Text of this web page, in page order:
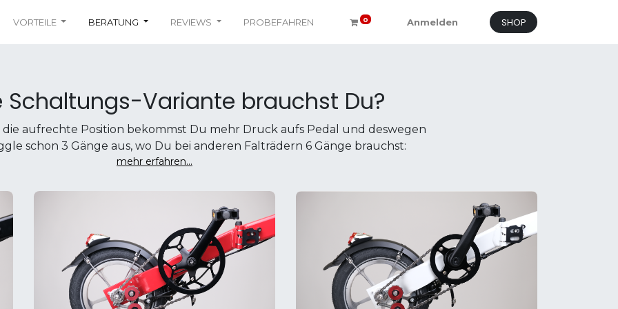
VORTEILE BERATUNG REVIEWS PROBEFAHREN 0 Anmelden SHOP
Schaltungs-Variante brauchst Du?
aufrechte Position bekommst Du mehr Druck aufs Pedal und deswegen
schon 3 Gänge aus, wo Du bei anderen Falträdern 6 Gänge brauchst:
mehr erfahren...